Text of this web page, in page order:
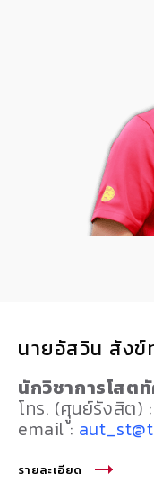
นายอัสวิน สังข์
นักวิชาการโสต
โทร. (ศุูนย์รังสิต)
email :
รายละเอียด